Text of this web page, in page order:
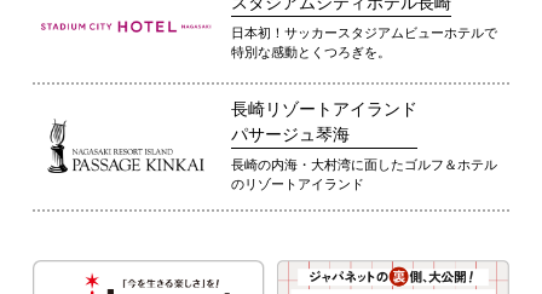
日本初！サッカースタジアムビューホテルで
特別な感動とくつろぎを。
長崎リゾートアイランド
パサージュ琴海
長崎の内海・大村湾に面したゴルフ＆ホテル
のリゾートアイランド